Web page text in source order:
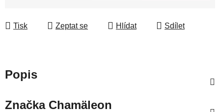
Tisk Zeptat se Hlídat Sdílet
Popis
ZnačkaChamäleon